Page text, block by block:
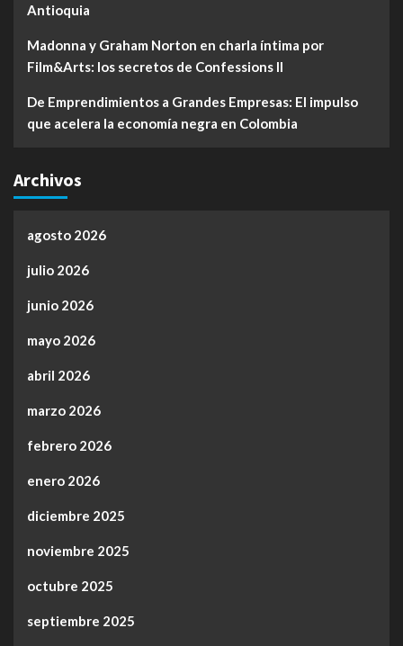
Antioquia
Madonna y Graham Norton en charla íntima por
Film&Arts: los secretos de Confessions II
De Emprendimientos a Grandes Empresas: El impulso
que acelera la economía negra en Colombia
Archivos
agosto 2026
julio 2026
junio 2026
mayo 2026
abril 2026
marzo 2026
febrero 2026
enero 2026
diciembre 2025
noviembre 2025
octubre 2025
septiembre 2025